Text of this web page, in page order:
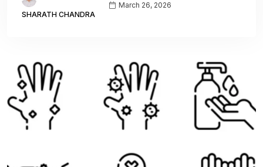
SHARATH CHANDRA
March 26, 2026